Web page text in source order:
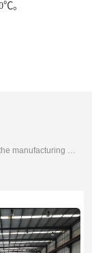
。